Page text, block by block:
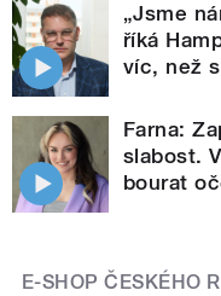
„Jsme
říká
víc, než
Farna:
slabost.
bourat
E-SHOP ČESKÉHO